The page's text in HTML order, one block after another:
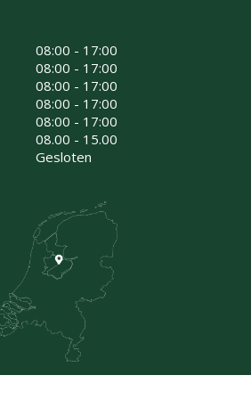
08:00 - 17:00
08:00 - 17:00
08:00 - 17:00
08:00 - 17:00
08:00 - 17:00
08.00 - 15.00
Gesloten